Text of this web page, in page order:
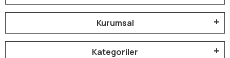
Kurumsal
Kategoriler